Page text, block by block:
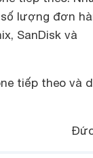
lượng đơn
SanDisk và
tiếp theo và